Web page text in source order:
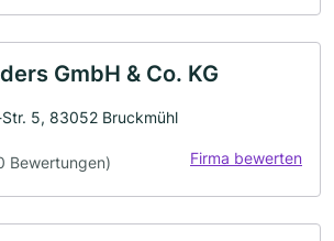
GmbH & Co. KG
5, 83052 Bruckmühl
Bewertungen) Firma bewerten